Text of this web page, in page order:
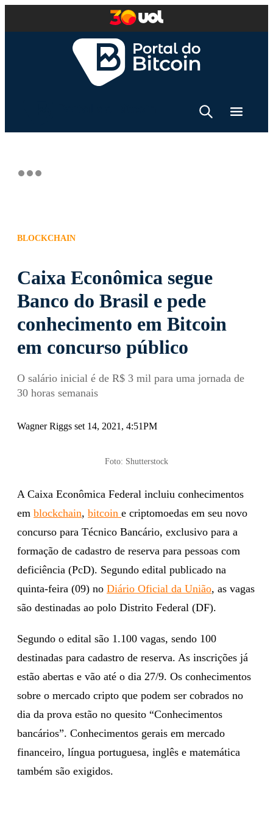
BLOCKCHAIN
Caixa Econômica segue
Banco do Brasil e pede
conhecimento em Bitcoin
em concurso público
O salário inicial é de R$ 3 mil para uma jornada de
30 horas semanais
Wagner Riggs set 14, 2021, 4:51PM
Foto: Shutterstock
A Caixa Econômica Federal incluiu conhecimentos
em blockchain, bitcoin e criptomoedas em seu novo
concurso para Técnico Bancário, exclusivo para a
formação de cadastro de reserva para pessoas com
deficiência (PcD). Segundo edital publicado na
quinta-feira (09) no Diário Oficial da União, as vagas
são destinadas ao polo Distrito Federal (DF).
Segundo o edital são 1.100 vagas, sendo 100
destinadas para cadastro de reserva. As inscrições já
estão abertas e vão até o dia 27/9. Os conhecimentos
sobre o mercado cripto que podem ser cobrados no
dia da prova estão no quesito “Conhecimentos
bancários”. Conhecimentos gerais em mercado
financeiro, língua portuguesa, inglês e matemática
também são exigidos.